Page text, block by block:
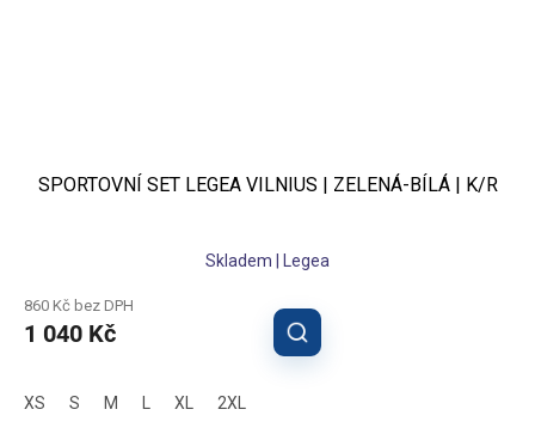
SPORTOVNÍ SET LEGEA VILNIUS | ZELENÁ-BÍLÁ | K/R
Skladem | Legea
860 Kč bez DPH
1 040 Kč
XS S M XL 2XL